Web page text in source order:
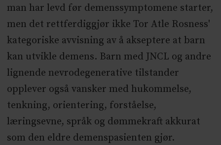
man har levd før demenssymptomene starter,
men det rettferdiggjør ikke Tor Atle Rosness'
kategoriske avvisning av å akseptere at barn
kan utvikle demens. Barn med JNCL og andre
lignende nevrodegenerative tilstander
opplever også vansker med hukommelse,
tenkning, orientering, forståelse,
læringsevne, språk og dømmekraft akkurat
som den eldre demenspasienten gjør.